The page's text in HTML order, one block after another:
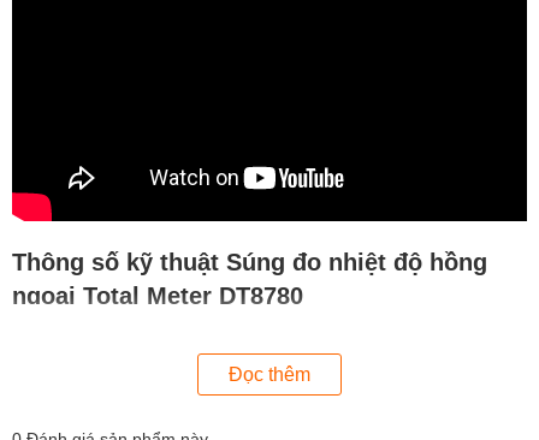
Thông số kỹ thuật Súng đo nhiệt độ hồng
ngoại Total Meter DT8780
Mã sản phẩm: DT8780
Nhiệt độ: -50 ℃ ~ 780 ℃ (-58 ℉~ 1436 ℉ )
Đọc thêm